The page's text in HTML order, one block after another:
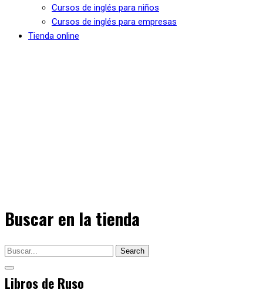
Cursos de inglés para niños
Cursos de inglés para empresas
Tienda online
Buscar en la tienda
Search